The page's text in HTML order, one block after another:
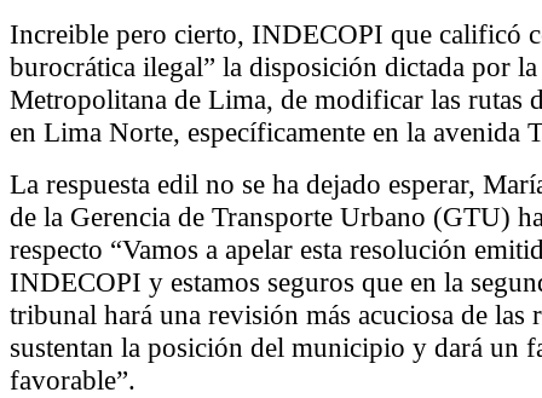
Increible pero cierto, INDECOPI que calificó
burocrática ilegal” la disposición dictada por
Metropolitana de Lima, de modificar las rutas
en Lima Norte, específicamente en la avenida
La respuesta edil no se ha dejado esperar,
de la Gerencia de Transporte Urbano (GTU)
respecto “Vamos a apelar esta resolución
INDECOPI y estamos seguros que en la
tribunal hará una revisión más acuciosa de las
sustentan la posición del municipio y dará un
favorable”.